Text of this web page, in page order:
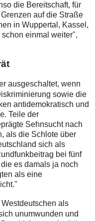
die Bereitschaft, für
auf die Straße
in Wuppertal, Kassel,
einmal weiter",
ausgeschaltet, wenn
sowie die
antidemokratisch und
Teile der
Sehnsucht nach
als die Schlote über
sich als
bei fünf
es damals ja noch
als eine
als
unumwunden und